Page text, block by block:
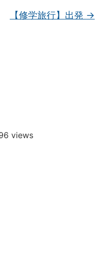
【修学旅行】出発 →
views